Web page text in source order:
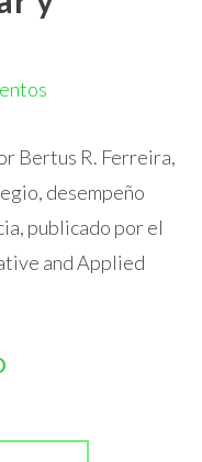
Bertus R. Ferreira,
desempeño
publicado por el
and Applied